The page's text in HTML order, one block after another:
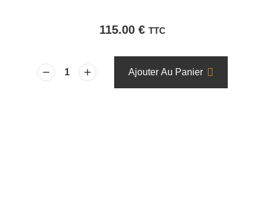
115.00 € TTC
quantité
Ajouter Au Panier